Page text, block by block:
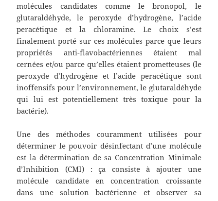
molécules candidates comme le bronopol, le
glutaraldéhyde, le peroxyde d’hydrogène, l’acide
peracétique et la chloramine. Le choix s’est
finalement porté sur ces molécules parce que leurs
propriétés anti-flavobactériennes étaient mal
cernées et/ou parce qu’elles étaient prometteuses (le
peroxyde d’hydrogène et l’acide peracétique sont
inoffensifs pour l’environnement, le glutaraldéhyde
qui lui est potentiellement très toxique pour la
bactérie).
Une des méthodes couramment utilisées pour
déterminer le pouvoir désinfectant d’une molécule
est la détermination de sa Concentration Minimale
d’Inhibition (CMI) : ça consiste à ajouter une
molécule candidate en concentration croissante
dans une solution bactérienne et observer sa